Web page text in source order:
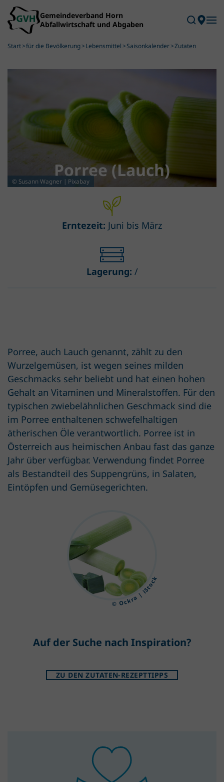
Skip to main content
Start für die Bevölkerung Lebensmittel Saisonkalender Zutaten
© Susann Wagner | Pixabay
Porree (Lauch)
Erntezeit: Juni bis März
Lagerung: /
Porree, auch Lauch genannt, zählt zu den
Wurzelgemüsen, ist wegen seines milden
Geschmacks sehr beliebt und hat einen hohen
Gehalt an Vitaminen und Mineralstoffen. Für den
typischen zwiebelähnlichen Geschmack sind die
im Porree enthaltenen schwefelhaltigen
ätherischen Öle verantwortlich. Porree ist in
Österreich aus heimischen Anbau fast das ganze
Jahr über verfügbar. Verwendung findet Porree
als Bestandteil des Suppengrüns, in Salaten,
Eintöpfen und Gemüsegerichten.
© Ockra | iStock
Auf der Suche nach Inspiration?
ZU DEN ZUTATEN-REZEPTTIPPS